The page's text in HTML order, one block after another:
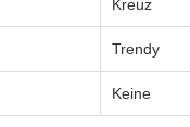
Kreuz
Trendy
Keine